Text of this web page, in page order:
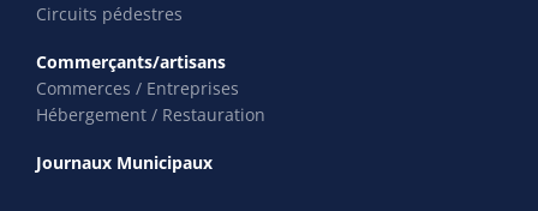
Circuits pédestres
Commerçants/artisans
Commerces / Entreprises
Hébergement / Restauration
Journaux Municipaux